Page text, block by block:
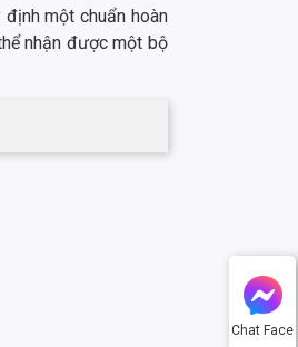
Chat Face
một chuẩn hoàn
nhận được một bộ